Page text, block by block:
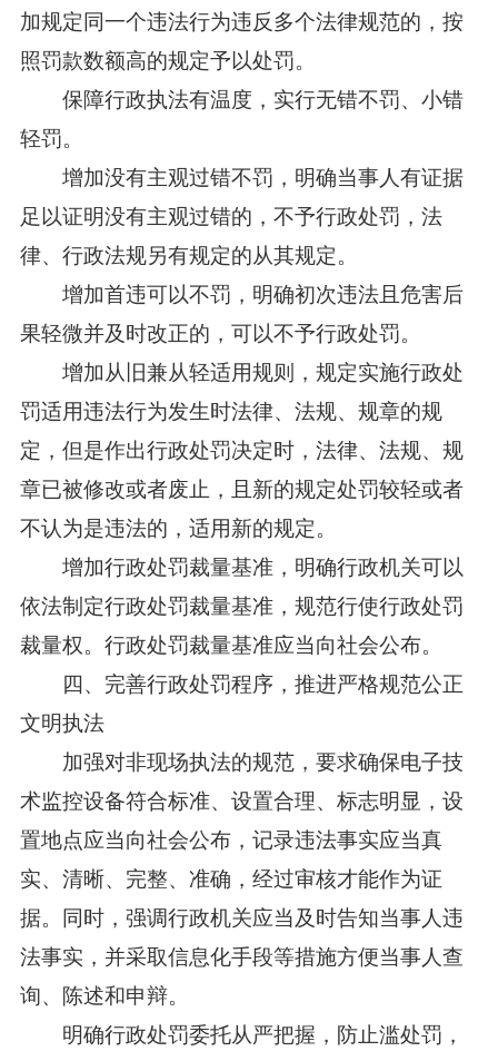
加规定同一个违法行为违反多个法律规范的，按
照罚款数额高的规定予以处罚。
保障行政执法有温度，实行无错不罚、小错
轻罚。
增加没有主观过错不罚，明确当事人有证据
足以证明没有主观过错的，不予行政处罚，法
律、行政法规另有规定的从其规定。
增加首违可以不罚，明确初次违法且危害后
果轻微并及时改正的，可以不予行政处罚。
增加从旧兼从轻适用规则，规定实施行政处
罚适用违法行为发生时法律、法规、规章的规
定，但是作出行政处罚决定时，法律、法规、规
章已被修改或者废止，且新的规定处罚较轻或者
不认为是违法的，适用新的规定。
增加行政处罚裁量基准，明确行政机关可以
依法制定行政处罚裁量基准，规范行使行政处罚
裁量权。行政处罚裁量基准应当向社会公布。
四、完善行政处罚程序，推进严格规范公正
文明执法
加强对非现场执法的规范，要求确保电子技
术监控设备符合标准、设置合理、标志明显，设
置地点应当向社会公布，记录违法事实应当真
实、清晰、完整、准确，经过审核才能作为证
据。同时，强调行政机关应当及时告知当事人违
法事实，并采取信息化手段等措施方便当事人查
询、陈述和申辩。
明确行政处罚委托从严把握，防止滥处罚，